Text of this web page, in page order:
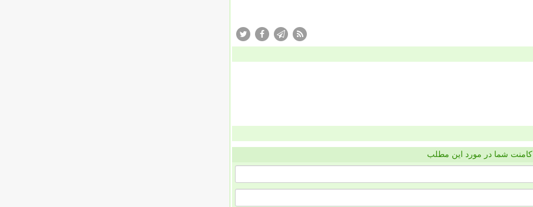
کامنت شما در مورد این مطلب